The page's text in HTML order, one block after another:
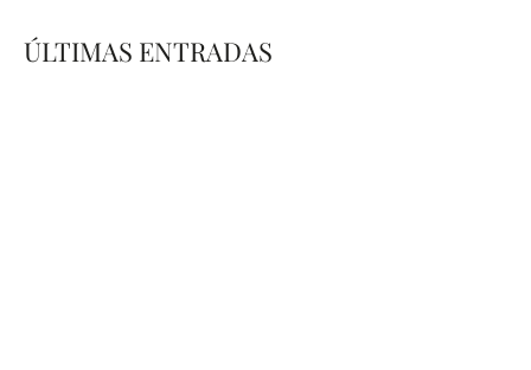
ÚLTIMAS ENTRADAS